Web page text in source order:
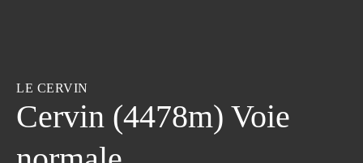
LE CERVIN
Cervin (4478m) Voie